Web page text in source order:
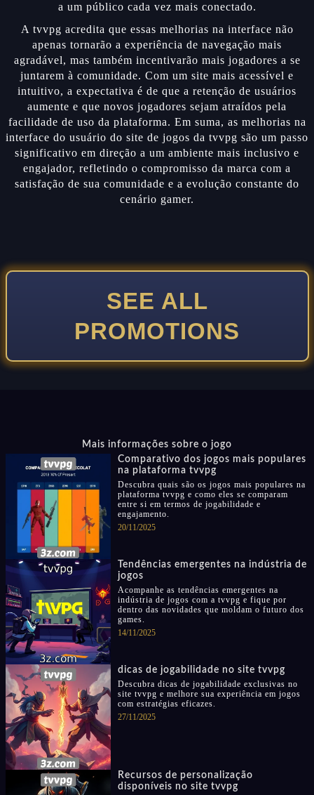
a um público cada vez mais conectado.
A tvvpg acredita que essas melhorias na interface não
apenas tornarão a experiência de navegação mais
agradável, mas também incentivarão mais jogadores a se
juntarem à comunidade. Com um site mais acessível e
intuitivo, a expectativa é de que a retenção de usuários
aumente e que novos jogadores sejam atraídos pela
facilidade de uso da plataforma. Em suma, as melhorias na
interface do usuário do site de jogos da tvvpg são um passo
significativo em direção a um ambiente mais inclusivo e
engajador, refletindo o compromisso da marca com a
satisfação de sua comunidade e a evolução constante do
cenário gamer.
SEE ALL
PROMOTIONS
Mais informações sobre o jogo
Comparativo dos jogos mais populares
na plataforma tvvpg
Descubra quais são os jogos mais populares na
plataforma tvvpg e como eles se comparam
entre si em termos de jogabilidade e
engajamento.
20/11/2025
Tendências emergentes na indústria de
jogos
Acompanhe as tendências emergentes na
indústria de jogos com a tvvpg e fique por
dentro das novidades que moldam o futuro dos
games.
14/11/2025
dicas de jogabilidade no site tvvpg
Descubra dicas de jogabilidade exclusivas no
site tvvpg e melhore sua experiência em jogos
com estratégias eficazes.
27/11/2025
Recursos de personalização
disponíveis no site tvvpg